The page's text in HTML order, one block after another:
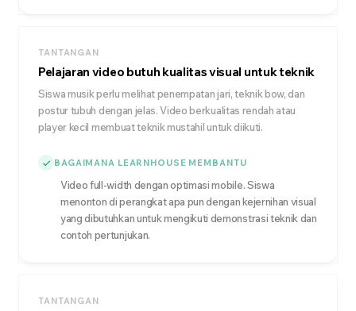
TANTANGAN
Pelajaran video butuh kualitas visual untuk teknik
Siswa musik perlu melihat penempatan jari, teknik bow, dan
postur tubuh dengan jelas. Video berkualitas rendah atau
player kecil membuat teknik mustahil untuk diikuti.
BAGAIMANA LEARNHOUSE MEMBANTU
Video full-width dengan optimasi mobile. Siswa
menonton di perangkat apa pun dengan kejernihan visual
yang dibutuhkan untuk mengikuti demonstrasi teknik dan
contoh pertunjukan.
TANTANGAN